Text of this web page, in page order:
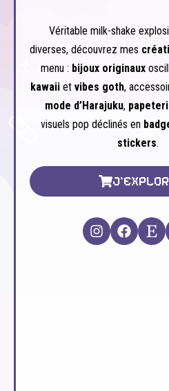
Véritable milk-shake
diverses, découvrez mes
menu : bijoux originaux
kawaii etvibes goth,
mode d’Harajuku,
visuels pop déclinés en
stickers.